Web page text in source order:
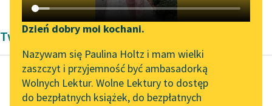
Katalog DAISY
Podkasty o książkach
Zgłoś brak utworu
Aktualności
Zapraszamy na spotkanie
online z tłumaczkami
Narzędzia
Mapa Wolnych Lektur
Leśmianator
Dzień dobry moi kochani.
Nazywam się Paulina Holtz i mam wielki
zaszczyt i przyjemność być ambasadorką
Wolnych Lektur. Wolne Lektury to dostęp
do bezpłatnych książek, do bezpłatnych
Twórczość Andrzeja Niemojewskiego
Andrzej Niemojewski